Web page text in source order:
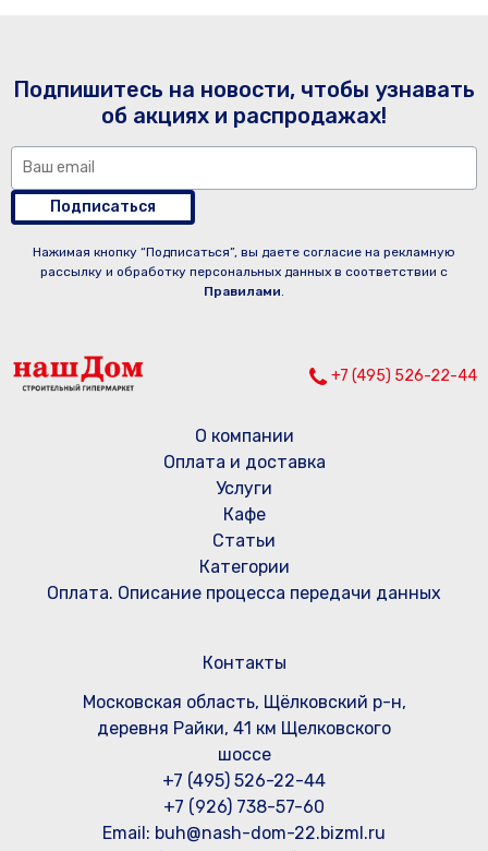
Подпишитесь на новости, чтобы узнавать
об акциях и распродажах!
Подписаться
Нажимая кнопку “Подписаться”, вы даете согласие на рекламную
рассылку и обработку персональных данных в соответствии с
Правилами.
+7 (495) 526-22-44
О компании
Оплата и доставка
Услуги
Кафе
Статьи
Категории
Оплата. Описание процесса передачи данных
Контакты
Московская область, Щёлковский р-н,
деревня Райки, 41 км Щелковского
шоссе
+7 (495) 526-22-44
+7 (926) 738-57-60
Email: buh@nash-dom-22.bizml.ru